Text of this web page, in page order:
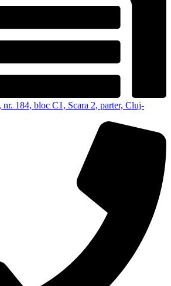
184, bloc C1, Scara 2, parter, Cluj-